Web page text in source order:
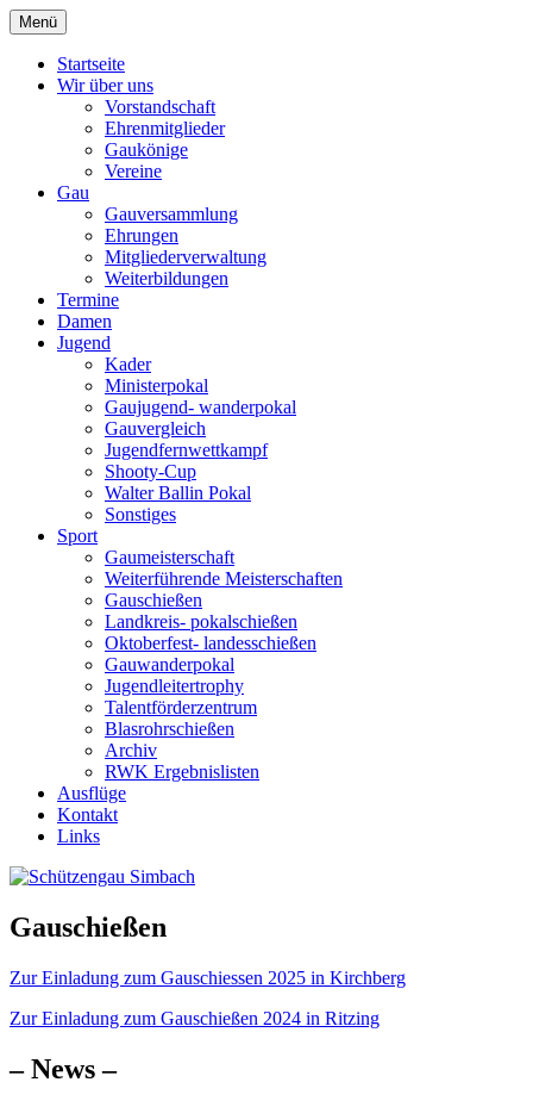
Zum
Inhalt
springen
Schützengau Simbach
Menü
Startseite
Wir über uns
Vorstandschaft
Ehrenmitglieder
Gaukönige
Vereine
Gau
Gauversammlung
Ehrungen
Mitgliederverwaltung
Weiterbildungen
Termine
Damen
Jugend
Kader
Ministerpokal
Gaujugend- wanderpokal
Gauvergleich
Jugendfernwettkampf
Shooty-Cup
Walter Ballin Pokal
Sonstiges
Sport
Gaumeisterschaft
Weiterführende Meisterschaften
Gauschießen
Landkreis- pokalschießen
Oktoberfest- landesschießen
Gauwanderpokal
Jugendleitertrophy
Talentförderzentrum
Blasrohrschießen
Archiv
RWK Ergebnislisten
Ausflüge
Kontakt
Links
Gauschießen
Zur Einladung zum Gauschiessen 2025 in Kirchberg
Zur Einladung zum Gauschießen 2024 in Ritzing
– News –